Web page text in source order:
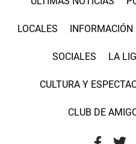
LOCALES INFORMACIÓN
SOCIALES LA
CULTURA Y
CLUB DE